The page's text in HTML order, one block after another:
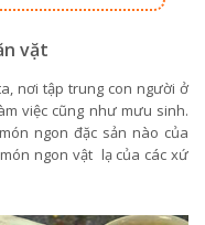
vặt
nơi tập trung con người ở
việc cũng như mưu sinh.
ngon đặc sản nào của
ngon vật lạ của các xứ